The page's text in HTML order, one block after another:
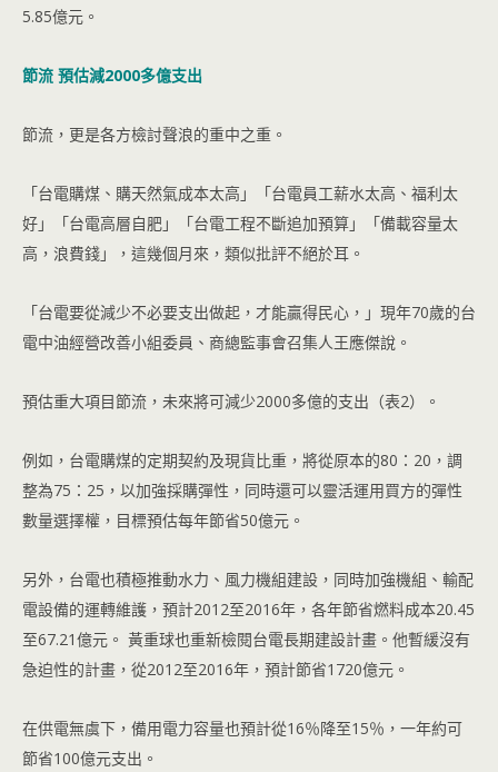
5.85億元。
節流 預估減2000多億支出
節流，更是各方檢討聲浪的重中之重。
「台電購煤、購天然氣成本太高」「台電員工薪水太高、福利太
好」「台電高層自肥」「台電工程不斷追加預算」「備載容量太
高，浪費錢」，這幾個月來，類似批評不絕於耳。
「台電要從減少不必要支出做起，才能贏得民心，」現年70歲的台
電中油經營改善小組委員、商總監事會召集人王應傑說。
預估重大項目節流，未來將可減少2000多億的支出（表2）。
例如，台電購煤的定期契約及現貨比重，將從原本的80：20，調
整為75：25，以加強採購彈性，同時還可以靈活運用買方的彈性
數量選擇權，目標預估每年節省50億元。
另外，台電也積極推動水力、風力機組建設，同時加強機組、輸配
電設備的運轉維護，預計2012至2016年，各年節省燃料成本20.45
至67.21億元。 黃重球也重新檢閱台電長期建設計畫。他暫緩沒有
急迫性的計畫，從2012至2016年，預計節省1720億元。
在供電無虞下，備用電力容量也預計從16％降至15％，一年約可
節省100億元支出。